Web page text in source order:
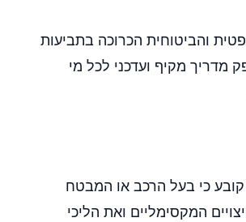
והביטוחית הכרוכה בתביעות
מדריך מקיף ועדכני לכל מי
האחריות הקפידה הקבוע בחוק פיצויים לנפגעי תאונות דרכים, התשל"ה-1975. עקרון זה קובע כי בעל הרכב או המבטח
המקסימליים ואת הליכי